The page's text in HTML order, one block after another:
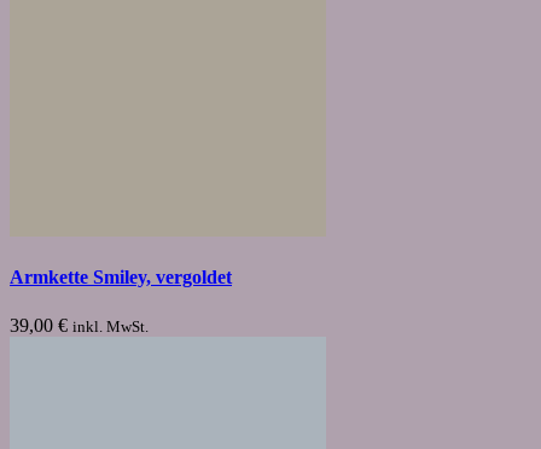
Armkette Smiley, vergoldet
39,00 € inkl. MwSt.